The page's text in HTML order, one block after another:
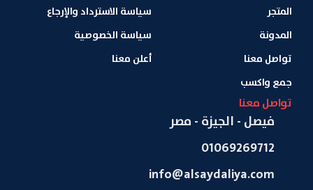
المتجر
المدونة
تواصل معنا
جمع واكسب
سياسة الاسترداد والإرجاع
سياسة الخصوصية
أعلن معنا
تواصل معنا
فيصل - الجيزة - مصر
01069269712
info@alsaydaliya.com